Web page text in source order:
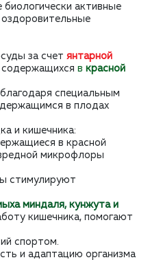
активные
за счет янтарной
содержащихся в красной
специальным
в плодах
и кишечника:
в красной
микрофлоры
стимулируют
миндаля, кунжута и
кишечника, помогают
спортом.
и адаптацию организма